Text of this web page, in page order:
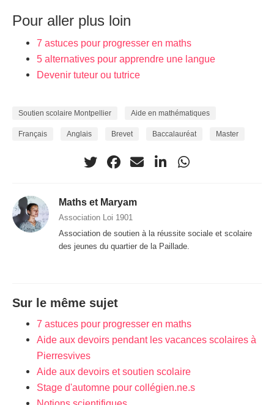
Pour aller plus loin
7 astuces pour progresser en maths
5 alternatives pour apprendre une langue
Devenir tuteur ou tutrice
Soutien scolaire Montpellier Aide en mathématiques
Français Anglais Brevet Baccalauréat Master
Maths et Maryam
Association Loi 1901
Association de soutien à la réussite sociale et scolaire
des jeunes du quartier de la Paillade.
Sur le même sujet
7 astuces pour progresser en maths
Aide aux devoirs pendant les vacances scolaires à
Pierresvives
Aide aux devoirs et soutien scolaire
Stage d'automne pour collégien.ne.s